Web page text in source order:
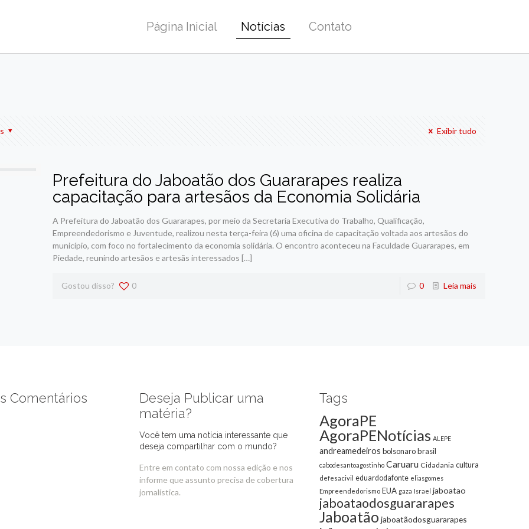
Página Inicial Notícias Contato
Exibir tudo
Prefeitura do Jaboatão dos Guararapes realiza
capacitação para artesãos da Economia Solidária
A Prefeitura do Jaboatão dos Guararapes, por meio da Secretaria Executiva do Trabalho, Qualificação,
Empreendedorismo e Juventude, realizou nesta terça-feira (6) uma oficina de capacitação voltada aos artesãos do
município, com foco no fortalecimento da economia solidária. O encontro aconteceu na Faculdade Guararapes, em
Piedade, reunindo artesãos e artesãs interessados […]
Gostou disso? 0 0 Leia mais
Comentários
Deseja Publicar uma
matéria?
Você tem uma notícia interessante que
deseja compartilhar com o mundo?
Entre em contato com nossa edição e nos
informe que assunto precisa de cobertura
jornalística.
Tags
AgoraPE
AgoraPENotícias ALEPE
andreamedeiros bolsonarobrasil
cabodesantoagostinho Caruaru Cidadania cultura
defesacivil eduardodafonte eliasgomes
Empreendedorismo EUA gaza Israel jaboatao
jaboataodosguararapes
Jaboatão jaboatãodosguararapes